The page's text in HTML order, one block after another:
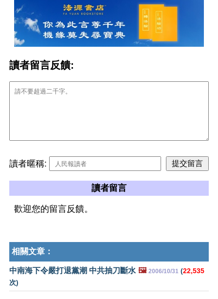
讀者留言反饋:
讀者暱稱:
讀者留言
歡迎您的留言反饋。
相關文章：
中南海下令嚴打退黨潮 中共抽刀斷水 🖼️ 2006/10/31 (22,535
次)